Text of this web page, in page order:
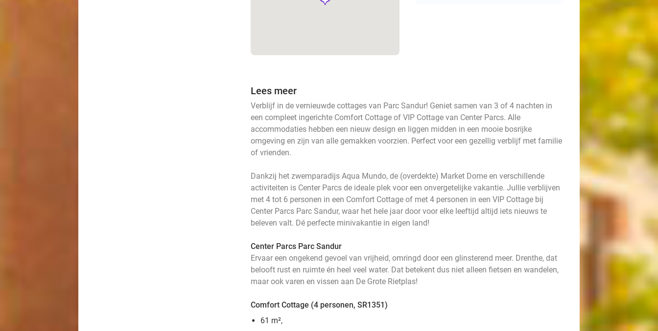
Lees meer
Verblijf in de vernieuwde cottages van Parc Sandur! Geniet samen van 3 of 4 nachten in
een compleet ingerichte Comfort Cottage of VIP Cottage van Center Parcs. Alle
accommodaties hebben een nieuw design en liggen midden in een mooie bosrijke
omgeving en zijn van alle gemakken voorzien. Perfect voor een gezellig verblijf met familie
of vrienden.
Dankzij het zwemparadijs Aqua Mundo, de (overdekte) Market Dome en verschillende
activiteiten is Center Parcs de ideale plek voor een onvergetelijke vakantie. Jullie verblijven
met 4 tot 6 personen in een Comfort Cottage of met 4 personen in een VIP Cottage bij
Center Parcs Parc Sandur, waar het hele jaar door voor elke leeftijd altijd iets nieuws te
beleven valt. Dé perfecte minivakantie in eigen land!
Center Parcs Parc Sandur
Ervaar een ongekend gevoel van vrijheid, omringd door een glinsterend meer. Drenthe, dat
belooft rust en ruimte én heel veel water. Dat betekent dus niet alleen fietsen en wandelen,
maar ook varen en vissen aan De Grote Rietplas!
Comfort Cottage (4 personen, SR1351)
61 m²,